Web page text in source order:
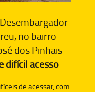
no bairro
dos Pinhais
difícil acesso
de acessar, com